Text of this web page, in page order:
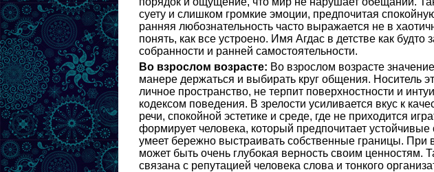
суету и слишком громкие эмоции, предпочитая
ранняя любознательность часто выражается не в
понять, как все устроено. Имя Агдас в детстве как будто
собранности и ранней самостоятельности.
Во взрослом возрасте: Во взрослом возрасте
манере держаться и выбирать круг общения. Носитель
личное пространство, не терпит поверхностности и
кодексом поведения. В зрелости усиливается вкус к
речи, спокойной эстетике и среде, где не приходится
формирует человека, который предпочитает
умеет бережно выстраивать собственные границы.
может быть очень глубокая верность своим ценностям.
связана с репутацией человека слова и тонкого